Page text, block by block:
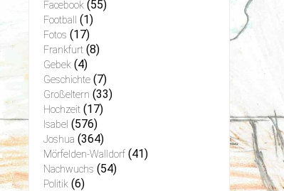
Facebook (55)
Football (1)
Fotos (17)
Frankfurt (8)
Gebek (4)
Geschichte (7)
Großeltern (33)
Hochzeit (17)
Isabel (576)
Joshua (364)
Mörfelden-Walldorf (41)
Nachwuchs (54)
Politik (6)